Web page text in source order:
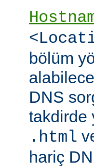
bölüm
DNS
takdirde
.html
hariç